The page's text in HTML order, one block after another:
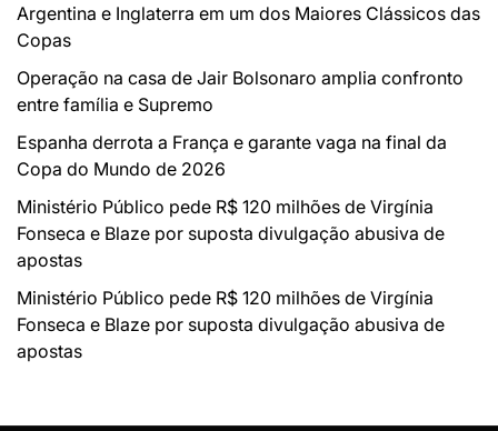
Argentina e Inglaterra em um dos Maiores Clássicos das
Copas
Operação na casa de Jair Bolsonaro amplia confronto
entre família e Supremo
Espanha derrota a França e garante vaga na final da
Copa do Mundo de 2026
Ministério Público pede R$ 120 milhões de Virgínia
Fonseca e Blaze por suposta divulgação abusiva de
apostas
Ministério Público pede R$ 120 milhões de Virgínia
Fonseca e Blaze por suposta divulgação abusiva de
apostas